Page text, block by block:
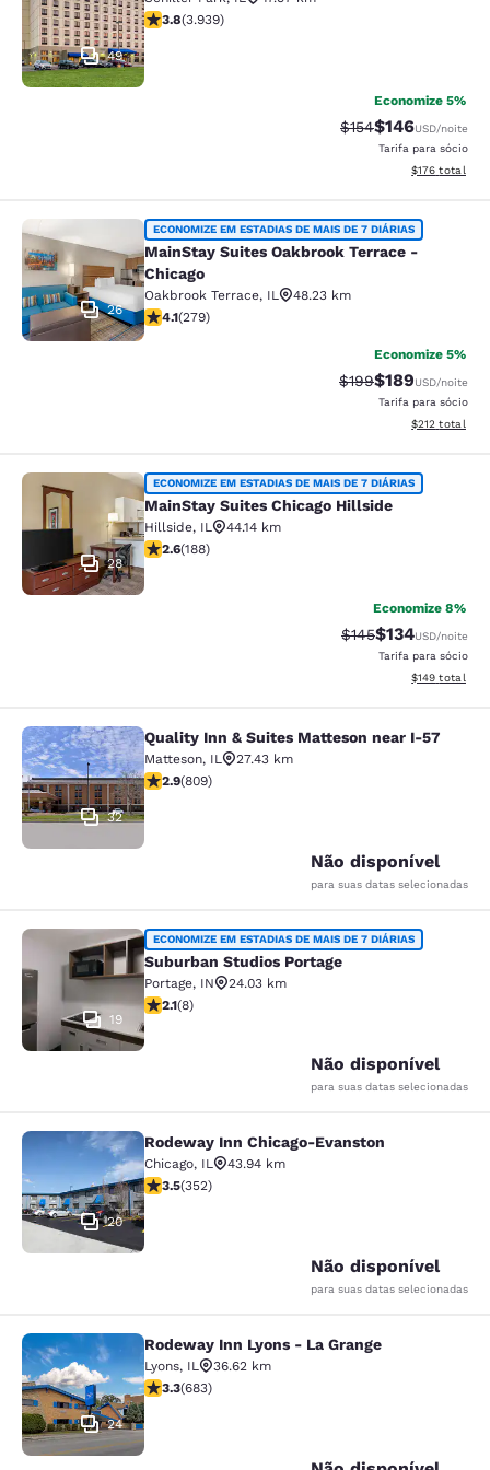
49
classificação 3.81 estrelas. Bom. 3939 avaliações
3.8(3.939)
Economize 5%
Tarifa anterior
$154Tarifa com
$146USD/noite
Tarifa para sócio
Exibir
$176 total
MainStay Suites Oakbrook Terrace
26
ECONOMIZE EM ESTADIAS DE MAIS DE 7 DIÁRIAS
MainStay Suites Oakbrook Terrace -
Chicago
Oakbrook Terrace, IL
48.23 km
classificação 4.1 estrelas. Muito bom. 279 avaliações
4.1(279)
Economize 5%
Tarifa anterior
$199Tarifa com
$189USD/noite
Tarifa para sócio
Exibir
$212 total
MainStay Suites Chicago Hillside
28
ECONOMIZE EM ESTADIAS DE MAIS DE 7 DIÁRIAS
MainStay Suites Chicago Hillside
Hillside, IL
44.14 km
classificação 2.63 estrelas. Razoável. 188 avaliações
2.6(188)
Economize 8%
Tarifa anterior
$145Tarifa com
$134USD/noite
Tarifa para sócio
Exibir
$149 total
Quality Inn & Suites Matteson near
32
Quality Inn & Suites Matteson near I-57
Matteson, IL
27.43 km
classificação 2.87 estrelas. Razoável. 809 avaliações
2.9(809)
Não disponível
para suas datas selecionadas
Suburban Studios Portage
19
ECONOMIZE EM ESTADIAS DE MAIS DE 7 DIÁRIAS
Suburban Studios Portage
Portage, IN
24.03 km
classificação 2.12 estrelas. Razoável. 8 avaliações
2.1(8)
Não disponível
para suas datas selecionadas
Rodeway Inn Chicago-Evanston
20
Rodeway Inn Chicago-Evanston
Chicago, IL
43.94 km
classificação 3.47 estrelas. Bom. 352 avaliações
3.5(352)
Não disponível
para suas datas selecionadas
Rodeway Inn Lyons - La Grange
24
Rodeway Inn Lyons - La Grange
Lyons, IL
36.62 km
classificação 3.33 estrelas. Bom. 683 avaliações
3.3(683)